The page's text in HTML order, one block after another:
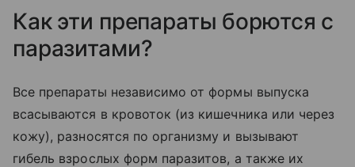
Как эти препараты борются с
паразитами?
Все препараты независимо от формы выпуска
всасываются в кровоток (из кишечника или через
кожу), разносятся по организму и вызывают
гибель взрослых форм паразитов, а также их